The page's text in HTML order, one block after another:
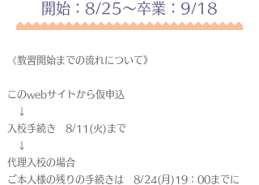
開始：8/25～卒業：9/18
《教習開始までの流れについて》
このwebサイトから仮申込
↓
入校手続き 8/11(火)まで
↓
代理入校の場合
ご本人様の残りの手続きは 8/24(月)19：00までに